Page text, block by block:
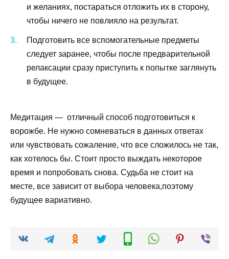
и желаниях, постараться отложить их в сторону,
чтобы ничего не повлияло на результат.
Подготовить все вспомогательные предметы
следует заранее, чтобы после предварительной
релаксации сразу приступить к попытке заглянуть
в будущее.
Медитация — отличный способ подготовиться к
ворожбе. Не нужно сомневаться в данных ответах
или чувствовать сожаление, что все сложилось не так,
как хотелось бы. Стоит просто выждать некоторое
время и попробовать снова. Судьба не стоит на
месте, все зависит от выбора человека,поэтому
будущее вариативно.